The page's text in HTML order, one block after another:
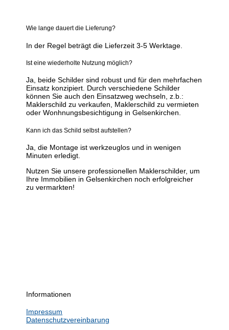
Wie lange dauert die Lieferung?
In der Regel beträgt die Lieferzeit 3-5 Werktage.
Ist eine wiederholte Nutzung möglich?
Ja, beide Schilder sind robust und für den mehrfachen
Einsatz konzipiert. Durch verschiedene Schilder
können Sie auch den Einsatzweg wechseln, z.b.:
Maklerschild zu verkaufen, Maklerschild zu vermieten
oder Wonhnungsbesichtigung in Gelsenkirchen.
Kann ich das Schild selbst aufstellen?
Ja, die Montage ist werkzeuglos und in wenigen
Minuten erledigt.
Nutzen Sie unsere professionellen Maklerschilder, um
Ihre Immobilien in Gelsenkirchen noch erfolgreicher
zu vermarkten!
Informationen
Impressum
Datenschutzvereinbarung